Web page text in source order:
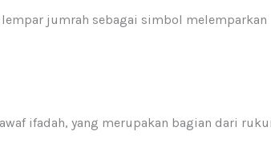
jumrah sebagai simbol melemparkan
ifadah, yang merupakan bagian dari